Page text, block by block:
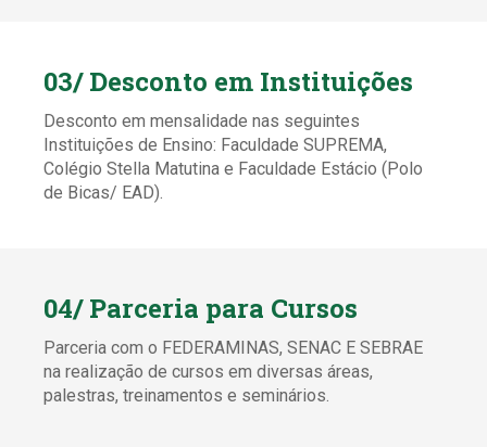
03/ Desconto em Instituições
Desconto em mensalidade nas seguintes
Instituições de Ensino: Faculdade SUPREMA,
Colégio Stella Matutina e Faculdade Estácio (Polo
de Bicas/ EAD).
04/ Parceria para Cursos
Parceria com o FEDERAMINAS, SENAC E SEBRAE
na realização de cursos em diversas áreas,
palestras, treinamentos e seminários.